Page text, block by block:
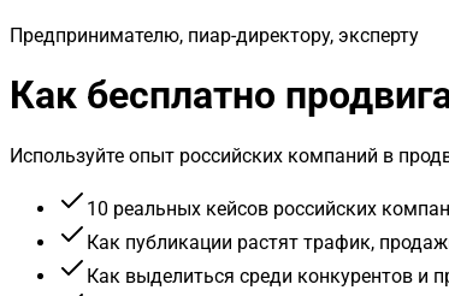
Предпринимателю, пиар-директору, эксперту
Как бесплатно
Используйте опыт российских компаний в
10 реальных кейсов российских
Как публикации растят трафик,
Как выделиться среди конкурентов и